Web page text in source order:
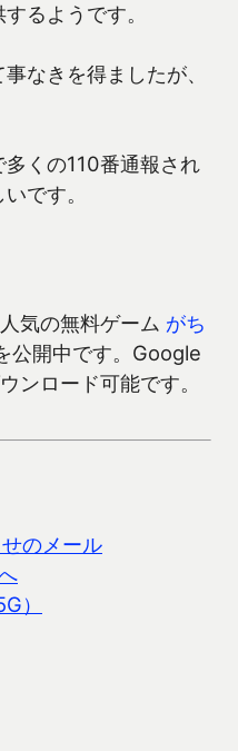
るようです。
なきを得ましたが、
くの110番通報され
です。
気の無料ゲーム がち
公開中です。Google
ンロード可能です。
のメール
）